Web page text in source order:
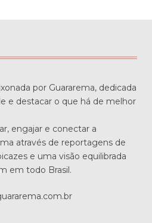
por Guararema, dedicada
e destacar o que há de melhor
engajar e conectar a
através de reportagens de
e uma visão equilibrada
em todo Brasil.